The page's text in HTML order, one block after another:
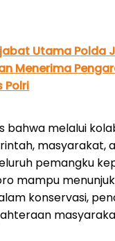
Utama Polda
Menerima
Polri
bahwa melalui
masyarakat,
pemangku
mampu
konservasi,